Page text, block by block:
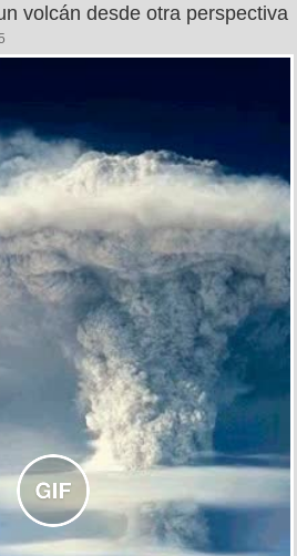
volcán desde otra perspectiva